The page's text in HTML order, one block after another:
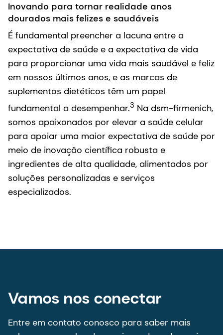
Inovando para tornar realidade anos
dourados mais felizes e saudáveis
É fundamental preencher a lacuna entre a
expectativa de saúde e a expectativa de vida
para proporcionar uma vida mais saudável e feliz
em nossos últimos anos, e as marcas de
suplementos dietéticos têm um papel
fundamental a desempenhar.3 Na dsm-firmenich,
somos apaixonados por elevar a saúde celular
para apoiar uma maior expectativa de saúde por
meio de inovação científica robusta e
ingredientes de alta qualidade, alimentados por
soluções personalizadas e serviços
especializados.
Vamos nos conectar
Entre em contato conosco para saber mais